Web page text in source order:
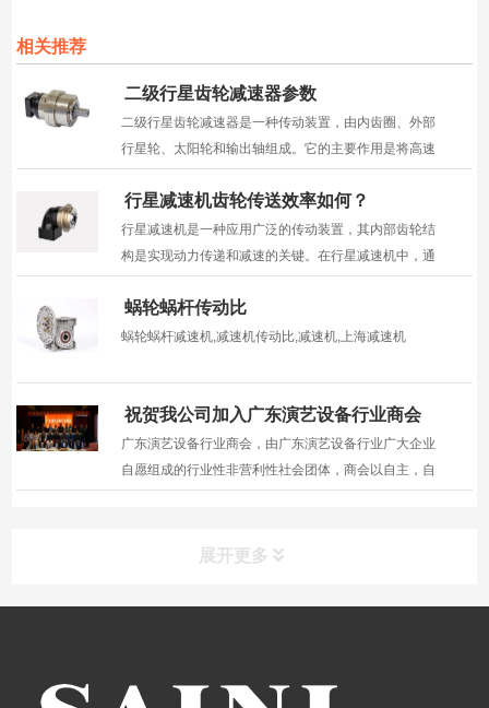
相关推荐
二级行星齿轮减速器参数
二级行星齿轮减速器是一种传动装置，由内齿圈、外部
行星轮、太阳轮和输出轴组成。它的主要作用是将高速
输出转速和输出扭矩。
行星减速机齿轮传送效率如何？
行星减速机是一种应用广泛的传动装置，其内部齿轮结
构是实现动力传递和减速的关键。在行星减速机中，通
轮。
蜗轮蜗杆传动比
蜗轮蜗杆减速机,减速机传动比,减速机,上海减速机
祝贺我公司加入广东演艺设备行业商会
广东演艺设备行业商会，由广东演艺设备行业广大企业
自愿组成的行业性非营利性社会团体，商会以自主，自
一骄傲招牌;团结广东各演艺设备厂商的力量并加强业界
展开更多